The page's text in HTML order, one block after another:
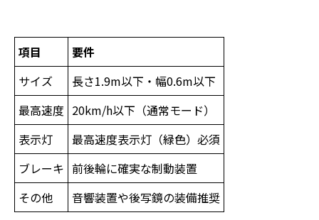
項目
要件
サイズ
長さ1.9m以下・幅0.6m以下
最高速度 20km/h以下（通常モード）
表示灯
最高速度表示灯（緑色）必須
ブレーキ 前後輪に確実な制動装置
その他
音響装置や後写鏡の装備推奨